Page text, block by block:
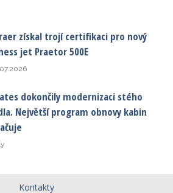
získal trojí certifikaci pro nový
jet Praetor 500E
dokončily modernizaci stého
Největší program obnovy kabin
Kontakty